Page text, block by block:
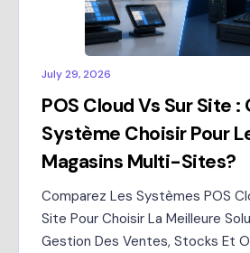
July 29, 2026
POS Cloud Vs Sur Site :
Système Choisir Pour
Magasins Multi-Sites?
Comparez Les Systèmes POS
Site Pour Choisir La Meilleure
Gestion Des Ventes, Stocks Et